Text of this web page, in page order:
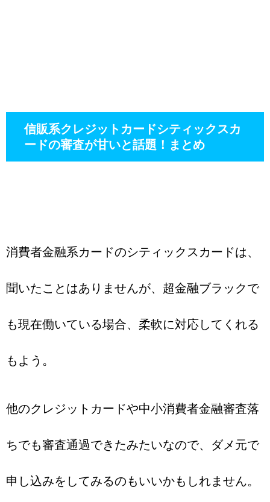
信販系クレジットカードシティックスカ
ードの審査が甘いと話題！まとめ
消費者金融系カードのシティックスカードは、
聞いたことはありませんが、超金融ブラックで
も現在働いている場合、柔軟に対応してくれる
もよう。
他のクレジットカードや中小消費者金融審査落
ちでも審査通過できたみたいなので、ダメ元で
申し込みをしてみるのもいいかもしれません。